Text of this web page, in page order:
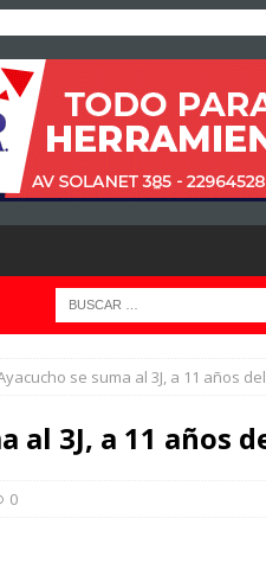
se suma al 3J, a 11 años
al 3J, a 11 años
0